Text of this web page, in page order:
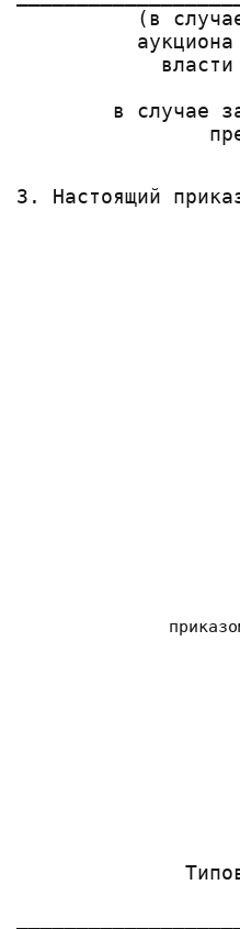
(в
в случае
3. Настоящий